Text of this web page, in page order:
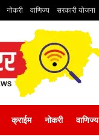
नोकरी वाणिज्य सरकारी योजना
क्राईम नोकरी वाणिज्य